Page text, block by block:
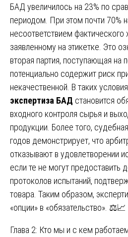
БАД увеличилось на 23% по
периодом. При этом почти 70%
несоответствием фактического
заявленному на этикетке. Это
вторая партия, поступающая на
потенциально содержит риск
некачественной. В таких
экспертиза БАД становится
входного контроля сырья и
продукции. Более того,
годов демонстрирует, что
отказывают в удовлетворении
если те не могут предоставить
протоколов испытаний,
товара. Таким образом,
«опции» в «обязательство». ⚖️📈
Глава 2: Кто мы и с кем